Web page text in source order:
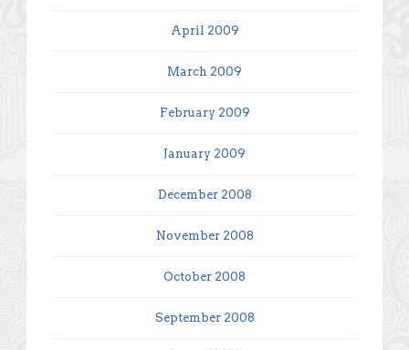
April 2009
March 2009
February 2009
January 2009
December 2008
November 2008
October 2008
September 2008